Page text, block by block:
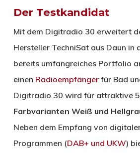
Der Testkandidat
Mit dem Digitradio 30 erweitert
Hersteller TechniSat aus Daun in
bereits umfangreiches Portfolio
einen Radioempfängerfür Bad
Digitradio 30 wird für attraktive
Farbvarianten Weiß und
Neben dem Empfang von
Programmen (DAB+ und UKW)